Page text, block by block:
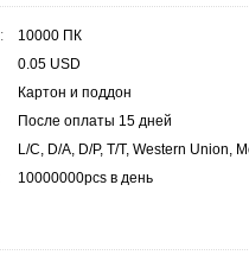
10000 ПК
0.05 USD
Картон и поддон
После оплаты 15 дней
L/C, D/A, D/P, T/T, Western Union,
10000000pcs в день